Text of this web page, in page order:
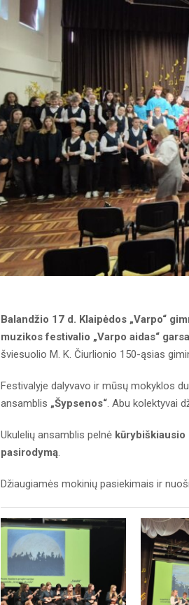
Balandžio 17 d. Klaipėdos „Varpo“
muzikos festivalio „Varpo aidas“
šviesuolio M. K. Čiurlionio 150-ąsias
Festivalyje dalyvavo ir mūsų mokyklos
ansamblis „Šypsenos“. Abu kolektyvai
Ukulelių ansamblis pelnė kūrybiškiausio
pasirodymą.
Džiaugiamės mokinių pasiekimais ir